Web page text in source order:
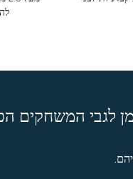
לגבי המשחקים